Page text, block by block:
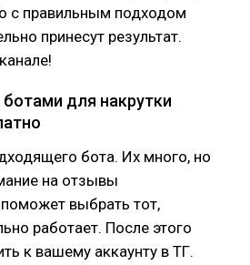
с правильным подходом
принесут результат.
для накрутки
бота. Их много, но
на отзывы
выбрать тот,
работает. После этого
к вашему аккаунту в ТГ.